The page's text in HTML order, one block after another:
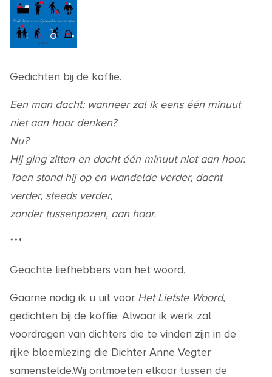
Gedichten bij de koffie.
Een man dacht: wanneer zal ik eens één minuut
niet aan haar denken?
Nu?
Hij ging zitten en dacht één minuut niet aan haar.
Toen stond hij op en wandelde verder, dacht
verder, steeds verder,
zonder tussenpozen, aan haar.
***
Geachte liefhebbers van het woord,
Gaarne nodig ik u uit voor Het Liefste Woord,
gedichten bij de koffie. Alwaar ik werk zal
voordragen van dichters die te vinden zijn in de
rijke bloemlezing die Dichter Anne Vegter
samenstelde.Wij ontmoeten elkaar tussen de